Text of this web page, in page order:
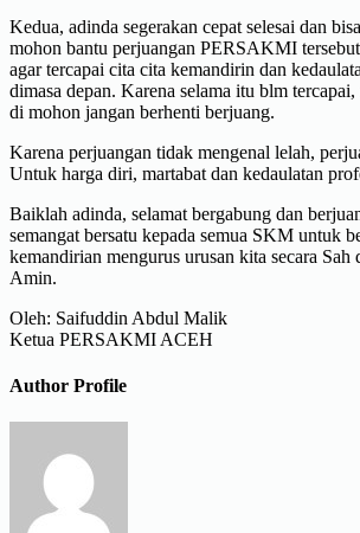
Kedua, adinda segerakan cepat selesai dan
mohon bantu perjuangan PERSAKMI
agar tercapai cita cita kemandirin dan
dimasa depan. Karena selama itu blm
di mohon jangan berhenti berjuang.
Karena perjuangan tidak mengenal lelah,
Untuk harga diri, martabat dan kedaulatan
Baiklah adinda, selamat bergabung dan
semangat bersatu kepada semua SKM untuk
kemandirian mengurus urusan kita secara Sah
Amin.
Oleh: Saifuddin Abdul Malik
Ketua PERSAKMI ACEH
Author Profile